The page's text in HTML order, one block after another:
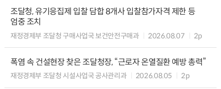
조달청, 유기응집제 입찰 담합 8개사 입찰참가자격 제한 등
엄중 조치
재정경제부 조달청 구매사업국 보건안전구매과 2026.08.07 2p
폭염 속 건설현장 찾은 조달청장, “근로자 온열질환 예방 총력”
재정경제부 조달청 시설사업국 공사관리과 2026.08.05 2p